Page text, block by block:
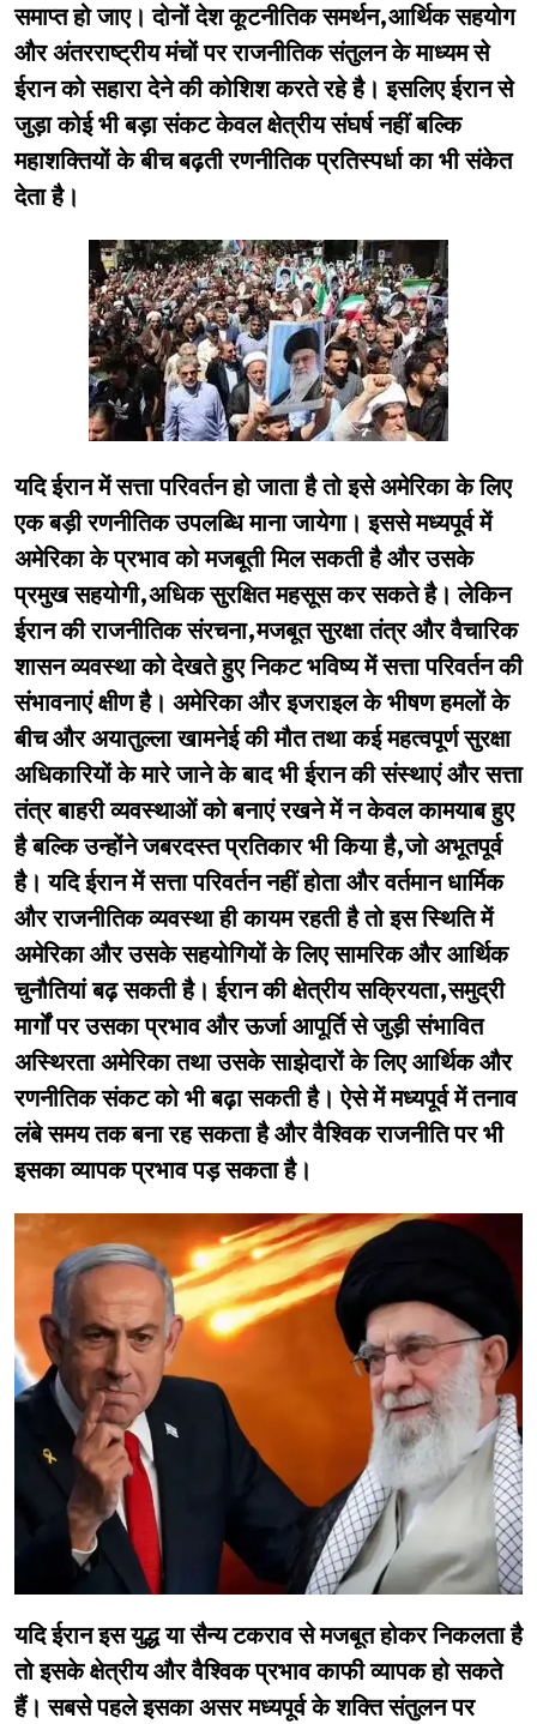
समाप्त हो जाए। दोनों देश कूटनीतिक समर्थन,आर्थिक सहयोग
और अंतरराष्ट्रीय मंचों पर राजनीतिक संतुलन के माध्यम से
ईरान को सहारा देने की कोशिश करते रहे है। इसलिए ईरान से
जुड़ा कोई भी बड़ा संकट केवल क्षेत्रीय संघर्ष नहीं बल्कि
महाशक्तियों के बीच बढ़ती रणनीतिक प्रतिस्पर्धा का भी संकेत
देता है।
यदि ईरान में सत्ता परिवर्तन हो जाता है तो इसे अमेरिका के लिए
एक बड़ी रणनीतिक उपलब्धि माना जायेगा। इससे मध्यपूर्व में
अमेरिका के प्रभाव को मजबूती मिल सकती है और उसके
प्रमुख सहयोगी,अधिक सुरक्षित महसूस कर सकते है। लेकिन
ईरान की राजनीतिक संरचना,मजबूत सुरक्षा तंत्र और वैचारिक
शासन व्यवस्था को देखते हुए निकट भविष्य में सत्ता परिवर्तन की
संभावनाएं क्षीण है। अमेरिका और इजराइल के भीषण हमलों के
बीच और अयातुल्ला खामनेई की मौत तथा कई महत्वपूर्ण सुरक्षा
अधिकारियों के मारे जाने के बाद भी ईरान की संस्थाएं और सत्ता
तंत्र बाहरी व्यवस्थाओं को बनाएं रखने में न केवल कामयाब हुए
है बल्कि उन्होंने जबरदस्त प्रतिकार भी किया है,जो अभूतपूर्व
है। यदि ईरान में सत्ता परिवर्तन नहीं होता और वर्तमान धार्मिक
और राजनीतिक व्यवस्था ही कायम रहती है तो इस स्थिति में
अमेरिका और उसके सहयोगियों के लिए सामरिक और आर्थिक
चुनौतियां बढ़ सकती है। ईरान की क्षेत्रीय सक्रियता,समुद्री
मार्गों पर उसका प्रभाव और ऊर्जा आपूर्ति से जुड़ी संभावित
अस्थिरता अमेरिका तथा उसके साझेदारों के लिए आर्थिक और
रणनीतिक संकट को भी बढ़ा सकती है। ऐसे में मध्यपूर्व में तनाव
लंबे समय तक बना रह सकता है और वैश्विक राजनीति पर भी
इसका व्यापक प्रभाव पड़ सकता है।
यदि ईरान इस युद्ध या सैन्य टकराव से मजबूत होकर निकलता है
तो इसके क्षेत्रीय और वैश्विक प्रभाव काफी व्यापक हो सकते
हैं। सबसे पहले इसका असर मध्यपूर्व के शक्ति संतुलन पर